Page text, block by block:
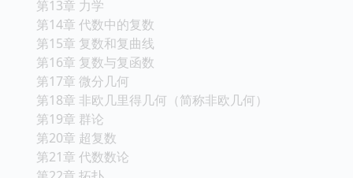
第13章 力学
第14章 代数中的复数
第15章 复数和复曲线
第16章 复数与复函数
第17章 微分几何
第18章 非欧几里得几何（简称非欧几何）
第19章 群论
第20章 超复数
第21章 代数数论